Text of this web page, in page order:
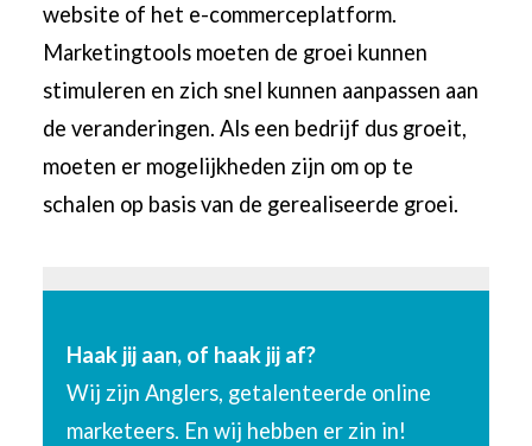
website of het e-commerceplatform.
Marketingtools moeten de groei kunnen
stimuleren en zich snel kunnen aanpassen aan
de veranderingen. Als een bedrijf dus groeit,
moeten er mogelijkheden zijn om op te
schalen op basis van de gerealiseerde groei.
Haak jij aan, of haak jij af?
Wij zijn Anglers, getalenteerde online
marketeers. En wij hebben er zin in!